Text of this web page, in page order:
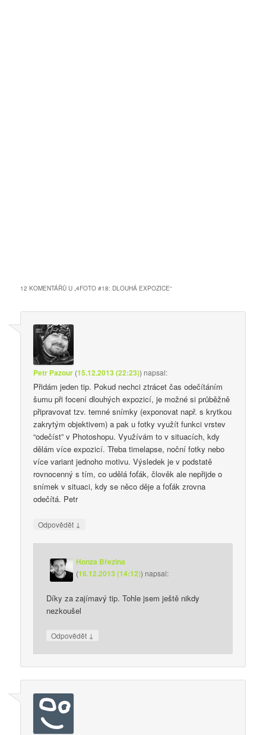
12 KOMENTÁŘŮ U „4FOTO #18: DLOUHÁ EXPOZICE“
Petr Pazour (15.12.2013 (22:23))napsal:
Přidám jeden tip. Pokud nechci ztrácet čas odečítáním
šumu při focení dlouhých expozicí, je možné si průběžně
připravovat tzv. temné snímky (exponovat např. s krytkou
zakrytým objektivem) a pak u fotky využít funkci vrstev
“odečíst” v Photoshopu. Využívám to v situacích, kdy
dělám více expozicí. Třeba timelapse, noční fotky nebo
více variant jednoho motivu. Výsledek je v podstatě
rovnocenný s tím, co udělá foťák, člověk ale nepřijde o
snímek v situaci, kdy se něco děje a foťák zrovna
odečítá. Petr
Odpovědět ↓
Honza Březina
(16.12.2013 (14:12)) napsal:
Díky za zajímavý tip. Tohle jsem ještě nikdy
nezkoušel
Odpovědět ↓